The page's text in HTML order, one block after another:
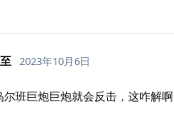
2023年10月6日
尔班巨炮巨炮就会反击，这咋解啊